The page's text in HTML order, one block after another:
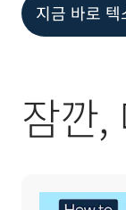
지금 바로
잠깐,